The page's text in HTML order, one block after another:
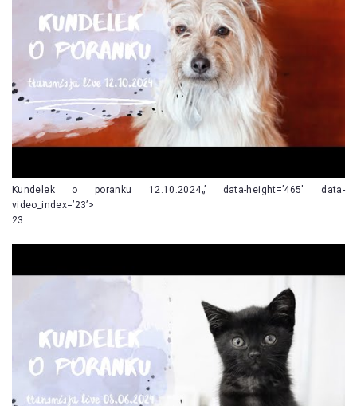
Kundelek o poranku 12.10.2024„’ data-height=’465′ data-
video_index=’23’>
23